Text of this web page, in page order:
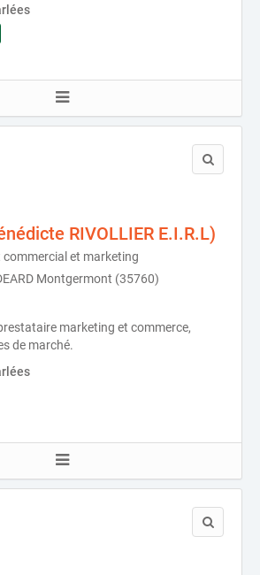
RIVOLLIER E.I.R.L)
et marketing
Montgermont (35760)
marketing et commerce,
de marché.